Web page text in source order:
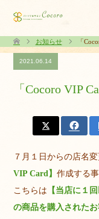
お知らせ 「
2021.06.14
「Cocoro VIP
７月１日からの店名
VIP Card】 作成する
こちらは 【当店に１
の商品を購入されたお